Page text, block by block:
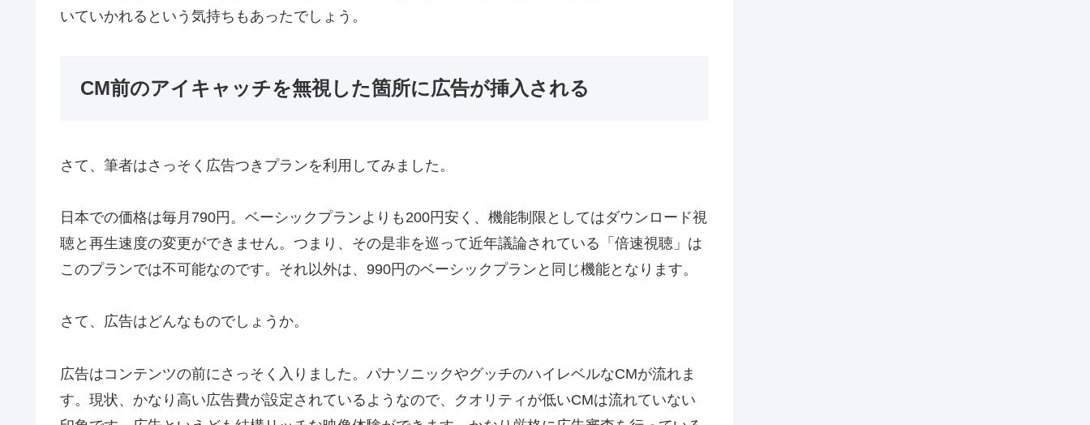
いていかれるという気持ちもあったでしょう。
CM前のアイキャッチを無視した箇所に広告が挿入される
さて、筆者はさっそく広告つきプランを利用してみました。
日本での価格は毎月790円。ベーシックプランよりも200円安く、機能制限としてはダウンロード視
聴と再生速度の変更ができません。つまり、その是非を巡って近年議論されている「倍速視聴」は
このプランでは不可能なのです。それ以外は、990円のベーシックプランと同じ機能となります。
さて、広告はどんなものでしょうか。
広告はコンテンツの前にさっそく入りました。パナソニックやグッチのハイレベルなCMが流れま
す。現状、かなり高い広告費が設定されているようなので、クオリティが低いCMは流れていない